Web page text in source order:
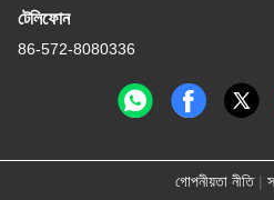
টেলিফোন
86-572-8080336
গোপনীয়তা নীতি|